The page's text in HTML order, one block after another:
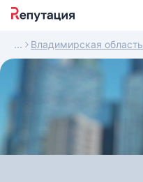
Владимирская область